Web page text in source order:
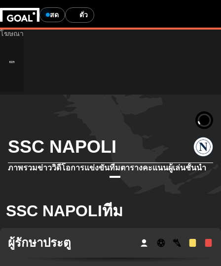
สด ตั๋ว
SSC NAPOLI
ภาพรวมข่าววิดีโอการแข่งขันทีมตารางคะแนนผู้เล่นชั้นนำ
SSC NAPOLIทีม
ผู้รักษาประตู